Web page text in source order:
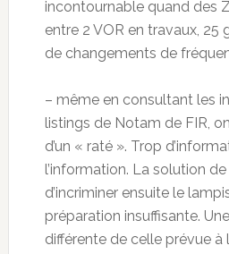
incontournable quand des
entre 2 VOR en travaux, 25
de changements de
– même en consultant les
listings de Notam de FIR, on
d’un « raté ». Trop
l’information. La solution
d’incriminer ensuite le
préparation insuffisante.
différente de celle prévue à